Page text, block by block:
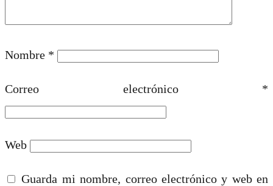
Nombre *
Correo electrónico *
Web
Guarda mi nombre, correo electrónico y web en